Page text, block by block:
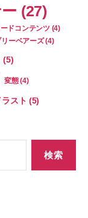
(27)
ドコンテンツ(4)
リーベアーズ(4)
(5)
変態(4)
スト (5)